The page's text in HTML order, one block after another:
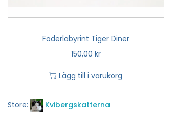
Foderlabyrint Tiger Diner
150,00 kr
Lägg till i varukorg
Store: Kvibergskatterna